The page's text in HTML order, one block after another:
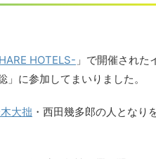
HOTELS- 」で開催された
に参加してまいりました。
大拙 ・西田幾多郎の人となり